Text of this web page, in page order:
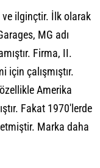
ve ilginçtir. İlk olarak
MG adı
Firma, II.
için çalışmıştır.
Amerika
Fakat 1970'lerde
Marka daha